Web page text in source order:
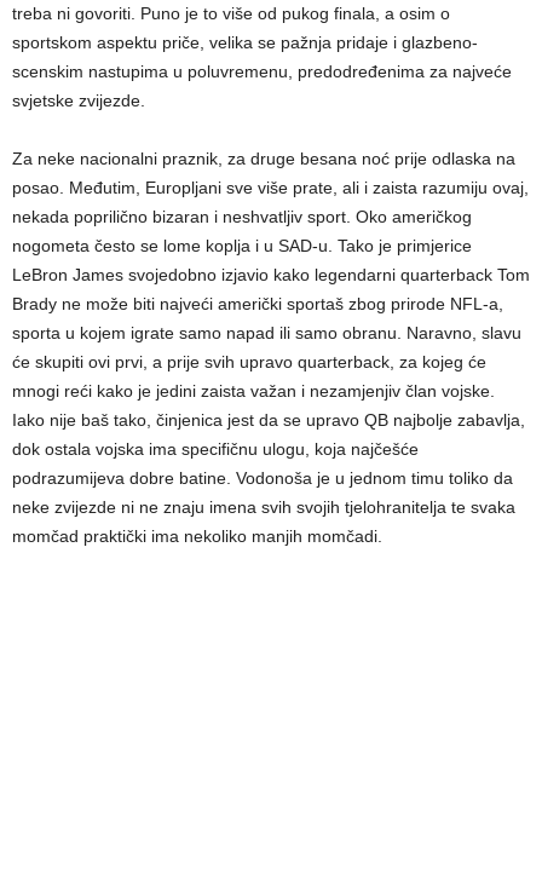
treba ni govoriti. Puno je to više od pukog finala, a osim o
sportskom aspektu priče, velika se pažnja pridaje i glazbeno-
scenskim nastupima u poluvremenu, predodređenima za najveće
svjetske zvijezde.
Za neke nacionalni praznik, za druge besana noć prije odlaska na
posao. Međutim, Europljani sve više prate, ali i zaista razumiju ovaj,
nekada poprilično bizaran i neshvatljiv sport. Oko američkog
nogometa često se lome koplja i u SAD-u. Tako je primjerice
LeBron James svojedobno izjavio kako legendarni quarterback Tom
Brady ne može biti najveći američki sportaš zbog prirode NFL-a,
sporta u kojem igrate samo napad ili samo obranu. Naravno, slavu
će skupiti ovi prvi, a prije svih upravo quarterback, za kojeg će
mnogi reći kako je jedini zaista važan i nezamjenjiv član vojske.
Iako nije baš tako, činjenica jest da se upravo QB najbolje zabavlja,
dok ostala vojska ima specifičnu ulogu, koja najčešće
podrazumijeva dobre batine. Vodonoša je u jednom timu toliko da
neke zvijezde ni ne znaju imena svih svojih tjelohranitelja te svaka
momčad praktički ima nekoliko manjih momčadi.